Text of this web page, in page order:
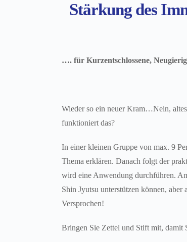
Stärkung des
…. für Kurzentschlossene,
Wieder so ein neuer Kram…Nein,
funktioniert das?
In einer kleinen Gruppe von max. 9
Thema erklären. Danach folgt der
wird eine Anwendung durchführen.
Shin Jyutsu unterstützen können,
Versprochen!
Bringen Sie Zettel und Stift mit, damit